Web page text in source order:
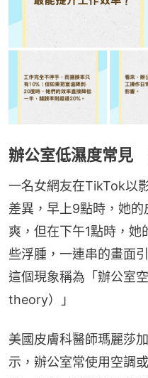
辦公室低濕度常見
一名女網友在TikTok以
差異，早上9點時，她
爽，但在下午1點時，
些浮腫，一連串的畫面
這個現象稱為「辦公室
theory）」
美國皮膚科醫師瑪麗莎
示，辦公室常使用空調